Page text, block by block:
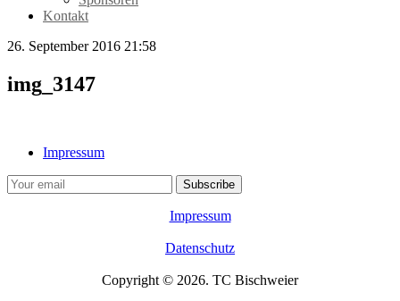
Kontakt
26. September 2016 21:58
img_3147
Impressum
Impressum
Datenschutz
Copyright © 2026. TC Bischweier